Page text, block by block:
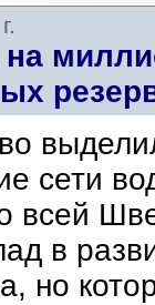
на
сети
всей
в
но